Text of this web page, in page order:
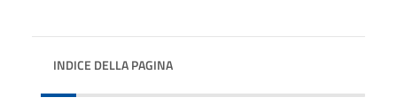
INDICE DELLA PAGINA